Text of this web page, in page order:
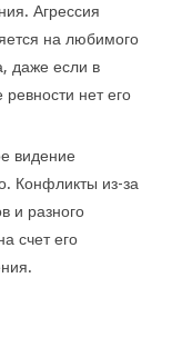
Агрессия
на любимого
даже если в
ревности нет его
видение
Конфликты из-за
и разного
счет его